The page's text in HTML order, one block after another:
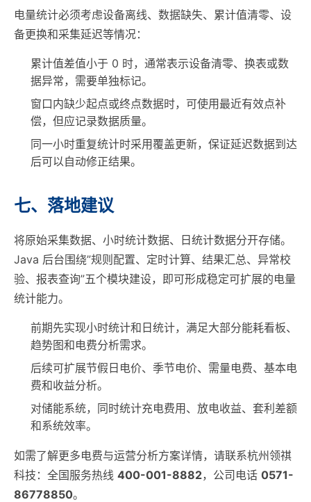
电量统计必须考虑设备离线、数据缺失、累计值清零、设
备更换和采集延迟等情况：
累计值差值小于 0 时，通常表示设备清零、换表或数
据异常，需要单独标记。
窗口内缺少起点或终点数据时，可使用最近有效点补
偿，但应记录数据质量。
同一小时重复统计时采用覆盖更新，保证延迟数据到达
后可以自动修正结果。
七、落地建议
将原始采集数据、小时统计数据、日统计数据分开存储。
Java 后台围绕”规则配置、定时计算、结果汇总、异常校
验、报表查询”五个模块建设，即可形成稳定可扩展的电量
统计能力。
前期先实现小时统计和日统计，满足大部分能耗看板、
趋势图和电费分析需求。
后续可扩展节假日电价、季节电价、需量电费、基本电
费和收益分析。
对储能系统，同时统计充电费用、放电收益、套利差额
和系统效率。
如需了解更多电费与运营分析方案详情，请联系杭州领祺
科技：全国服务热线 400-001-8882，公司电话 0571-
86778850。